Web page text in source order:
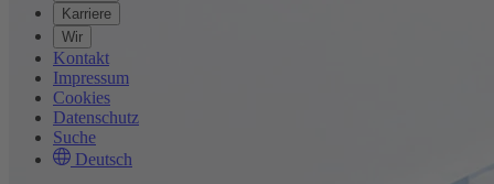
Karriere
Wir
Kontakt
Impressum
Cookies
Datenschutz
Suche
Deutsch